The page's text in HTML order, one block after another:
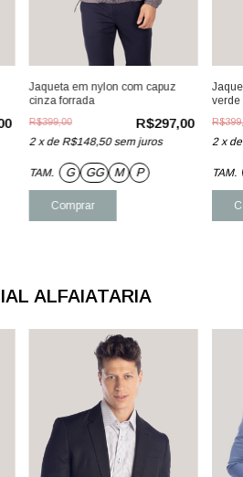
Jaqueta em nylon com capuz
cinza forrada
R$297,00
R$399,00
2 xdeR$148,50 sem juros
TAM. G GG M P
Comprar
verde
2 x
TAM.
ALFAIATARIA